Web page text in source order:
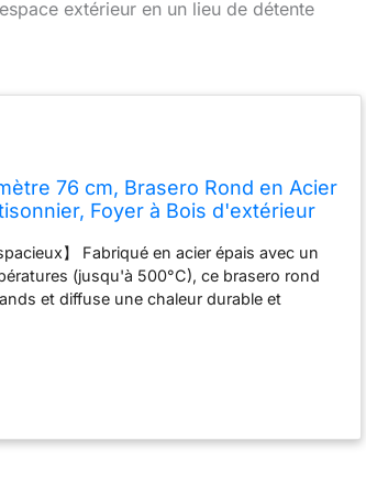
extérieur en un lieu de détente
76 cm, Brasero Rond en Acier
Foyer à Bois d'extérieur
】 Fabriqué en acier épais avec un
(jusqu'à 500°C), ce brasero rond
et diffuse une chaleur durable et
rassembler famille et amis. 【Jeu de
】 Le motif détaillé en forme de sapin
festive et projette des ombres
décoration élégante pour la terrasse et
une flamme régulière et durable – le point